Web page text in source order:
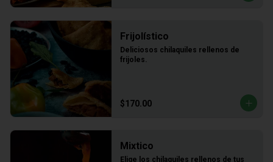
Frijolístico
Deliciosos chilaquiles rellenos de
frijoles.
$170.00
Mixtico
Elige los chilaquiles rellenos de tus